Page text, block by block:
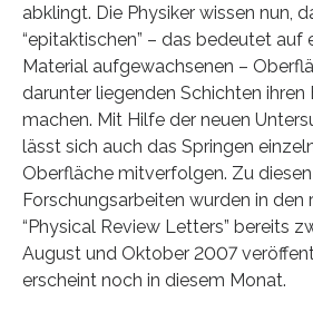
abklingt. Die Physiker wissen nun,
“epitaktischen” – das bedeutet auf
Material aufgewachsenen –
darunter liegenden Schichten ihren
machen. Mit Hilfe der neuen
lässt sich auch das Springen
Oberfläche mitverfolgen. Zu diesen
Forschungsarbeiten wurden in den
“Physical Review Letters” bereits
August und Oktober 2007
erscheint noch in diesem Monat.